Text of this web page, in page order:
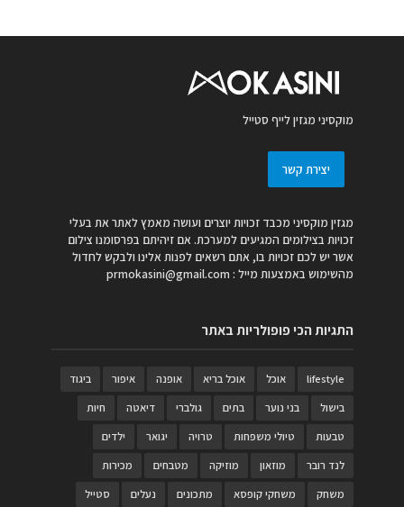
מוקסיני מגזין לייף סטייל
יצירת קשר
מגזין מוקסיני מכבד זכויות יוצרים ועושה מאמץ לאתר את בעלי
זכויות בצילומים המגיעים למערכת. אם זיהיתם בפרסומנו צילום
אשר יש לכם זכויות בו, אתם רשאים לפנות אלינו ולבקש לחדול
מהשימוש באמצעות מייל : prmokasini@gmail.com
התגיות הכי פופולריות באתר
lifestyle אוכל אוכל בריא אופנה איפור
ביגוד
בישול
בני נוער בתים גולברי דיאטה
חיות
טבעות
טיולי משפחות טרויה יגואר
ילדים
לנד רובר
מוזאון מוזיקה מטבחים
מכירות
משחק
משחקי קופסא מתכונים נעלים סטייל